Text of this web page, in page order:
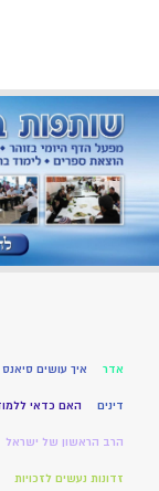
אדר איך עושים סיאנס
דינים האם כדאי
הרב הראשון של ישראל
זדונות נעשים לזכויות